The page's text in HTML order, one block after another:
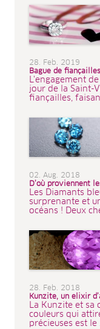
28. Feb. 2019
Bague de
L'engagement
jour de la Saint-
fiançailles,
02. Aug. 2018
D’où proviennent
Les Diamants
surprenante et
océans ! Deux
28. Feb. 2018
Kunzite, un elixir
La Kunzite et sa
couleurs qui
précieuses est le